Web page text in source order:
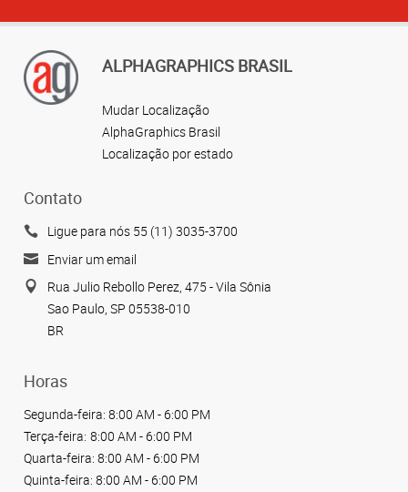
ALPHAGRAPHICS BRASIL
Mudar Localização
AlphaGraphics Brasil
Localização por estado
Contato
Ligue para nós 55 (11) 3035-3700
Enviar um email
Rua Julio Rebollo Perez, 475 - Vila Sônia
Sao Paulo, SP 05538-010
BR
Horas
Segunda-feira: 8:00 AM - 6:00 PM
Terça-feira: 8:00 AM - 6:00 PM
Quarta-feira: 8:00 AM - 6:00 PM
Quinta-feira: 8:00 AM - 6:00 PM